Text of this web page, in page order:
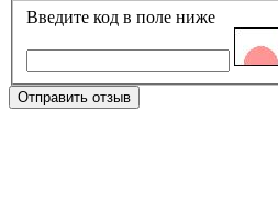
Введите код в поле ниже
Отправить отзыв